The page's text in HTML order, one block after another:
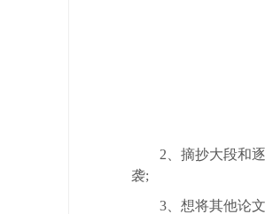
2、摘抄大段和
袭;
3、想将其他论